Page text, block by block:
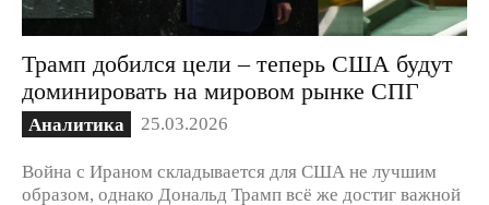
Трамп добился цели – теперь США будут
доминировать на мировом рынке СПГ
Аналитика 25.03.2026
Война с Ираном складывается для США не лучшим
образом, однако Дональд Трамп всё же достиг важной